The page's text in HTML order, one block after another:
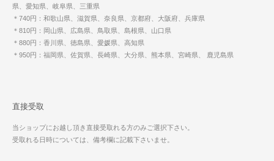
県、愛知県、岐阜県、三重県
＊740円：和歌山県、滋賀県、奈良県、京都府、大阪府、兵庫県
＊810円：岡山県、広島県、鳥取県、島根県、山口県
＊880円：香川県、徳島県、愛媛県、高知県
＊950円：福岡県、佐賀県、長崎県、大分県、熊本県、宮崎県、 鹿児島県
直接受取
当ショップにお越し頂き直接受取れる方のみご選択下さい。
受取れる日時については、備考欄に記載下さいませ。